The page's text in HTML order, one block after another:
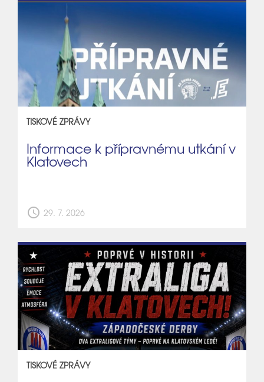
TISKOVÉ ZPRÁVY
Informace k přípravnému utkání v
Klatovech
schedule 29. 7. 2026
TISKOVÉ ZPRÁVY